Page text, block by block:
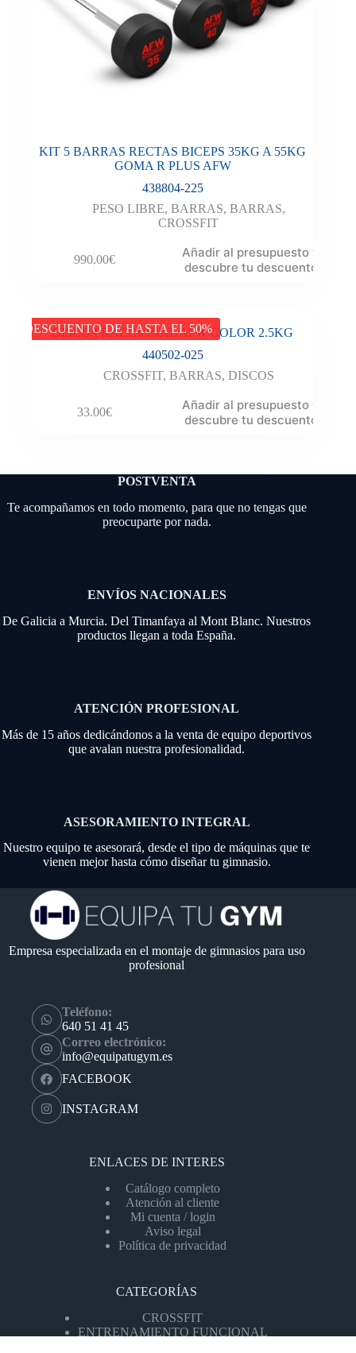
KIT 5 BARRAS RECTAS BICEPS 35KG A 55KG
GOMA R PLUS AFW
438804-225
PESO LIBRE, BARRAS, BARRAS,
CROSSFIT
990.00€
Añadir al presupuesto y
descubre tu descuento
DESCUENTO DE HASTA EL 50%
DISCO FRACCIONAL AFW COLOR 2.5KG
440502-025
CROSSFIT, BARRAS, DISCOS
33.00€
Añadir al presupuesto y
descubre tu descuento
POSTVENTA
Te acompañamos en todo momento, para que no tengas que
preocuparte por nada.
ENVÍOS NACIONALES
De Galicia a Murcia. Del Timanfaya al Mont Blanc. Nuestros
productos llegan a toda España.
ATENCIÓN PROFESIONAL
Más de 15 años dedicándonos a la venta de equipo deportivos
que avalan nuestra profesionalidad.
ASESORAMIENTO INTEGRAL
Nuestro equipo te asesorará, desde el tipo de máquinas que te
vienen mejor hasta cómo diseñar tu gimnasio.
Empresa especializada en el montaje de gimnasios para uso
profesional
Teléfono:
640 51 41 45
Correo electrónico:
info@equipatugym.es
FACEBOOK
INSTAGRAM
ENLACES DE INTERES
Catálogo completo
Atención al cliente
Mi cuenta / login
Aviso legal
Política de privacidad
CATEGORÍAS
CROSSFIT
ENTRENAMIENTO FUNCIONAL